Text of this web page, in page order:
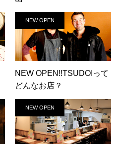
NEW OPEN
NEW OPEN!!TSUDOIって
どんなお店？
NEW OPEN